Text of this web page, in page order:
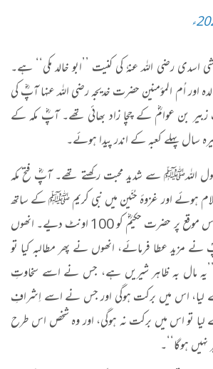
رضی اللہ عنہٗ کی کنیت ’’ابو خالد مکی‘‘ ہے۔
اور اُم المؤمنین حضرت خدیجہ رضی اللہ عنہا آپؓ کی
بن عوامؓ کے چچا زاد بھائی تھے۔ آپؓ مکہ کے
سال پہلے کعبہ کے اندر پیدا ہوئے۔
اللہﷺ سے شدید محبت رکھتے تھے۔ آپؓ فتح مکہ
ہوئے اور غزوۂ حُنَین میں نبی کریم ﷺ کے ساتھ
شرکت کی اور آپؐ نے اس موقع پر حضرت حکیمؓ کو 100 اونٹ دیے۔ انھوں
نے مزید عطا فرمائے، انھوں نے پھر مطالبہ کیا تو
مال بہ ظاہر شیریں ہے، جس نے اسے سخاوتِ
اس میں برکت ہوگی اور جس نے اسے اِشرافِ
تو اس میں برکت نہ ہوگی، اور وہ شخص اس طرح
ہوگا‘‘۔